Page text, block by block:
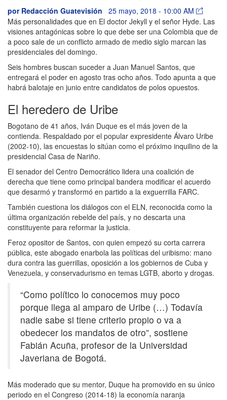
por Redacción Guatevisión
25 mayo, 2018 - 10:00 AM
Más personalidades que en El doctor Jekyll y el señor Hyde. Las
visiones antagónicas sobre lo que debe ser una Colombia que de
a poco sale de un conflicto armado de medio siglo marcan las
presidenciales del domingo.
Seis hombres buscan suceder a Juan Manuel Santos, que
entregará el poder en agosto tras ocho años. Todo apunta a que
habrá balotaje en junio entre candidatos de polos opuestos.
El heredero de Uribe
Bogotano de 41 años, Iván Duque es el más joven de la
contienda. Respaldado por el popular expresidente Álvaro Uribe
(2002-10), las encuestas lo sitúan como el próximo inquilino de la
presidencial Casa de Nariño.
El senador del Centro Democrático lidera una coalición de
derecha que tiene como principal bandera modificar el acuerdo
que desarmó y transformó en partido a la exguerrilla FARC.
También cuestiona los diálogos con el ELN, reconocida como la
última organización rebelde del país, y no descarta una
constituyente para reformar la justicia.
Feroz opositor de Santos, con quien empezó su corta carrera
pública, este abogado enarbola las políticas del uribismo: mano
dura contra las guerrillas, oposición a los gobiernos de Cuba y
Venezuela, y conservadurismo en temas LGTB, aborto y drogas.
“Como político lo conocemos muy poco
porque llega al amparo de Uribe (…) Todavía
nadie sabe si tiene criterio propio o va a
obedecer los mandatos de otro”, sostiene
Fabián Acuña, profesor de la Universidad
Javeriana de Bogotá.
Más moderado que su mentor, Duque ha promovido en su único
periodo en el Congreso (2014-18) la economía naranja